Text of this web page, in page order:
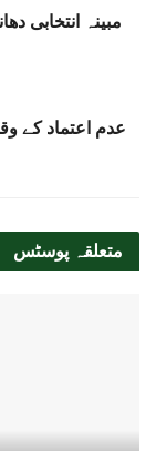
مبینہ انتخابی
عدم اعتماد کے
متعلقہ پوسٹس